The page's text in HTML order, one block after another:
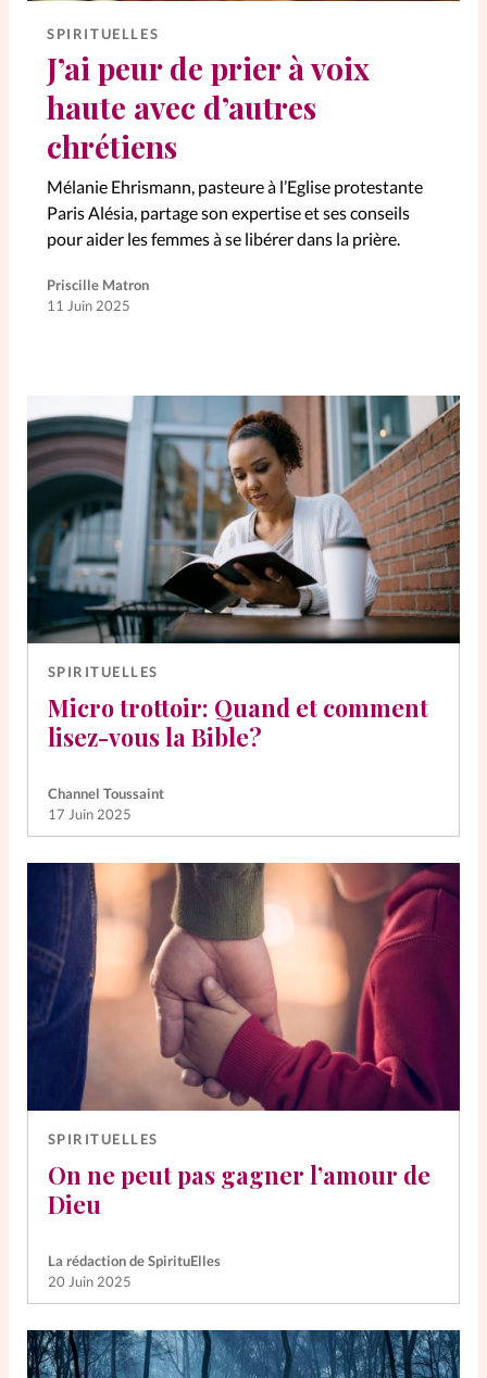
SPIRITUELLES
J’ai peur de prier à voix
haute avec d’autres
chrétiens
Mélanie Ehrismann, pasteure à l’Eglise protestante
Paris Alésia, partage son expertise et ses conseils
pour aider les femmes à se libérer dans la prière.
Priscille Matron
11 Juin 2025
SPIRITUELLES
Micro trottoir: Quand et comment
lisez-vous la Bible?
Channel Toussaint
17 Juin 2025
SPIRITUELLES
On ne peut pas gagner l’amour de
Dieu
La rédaction de SpirituElles
20 Juin 2025